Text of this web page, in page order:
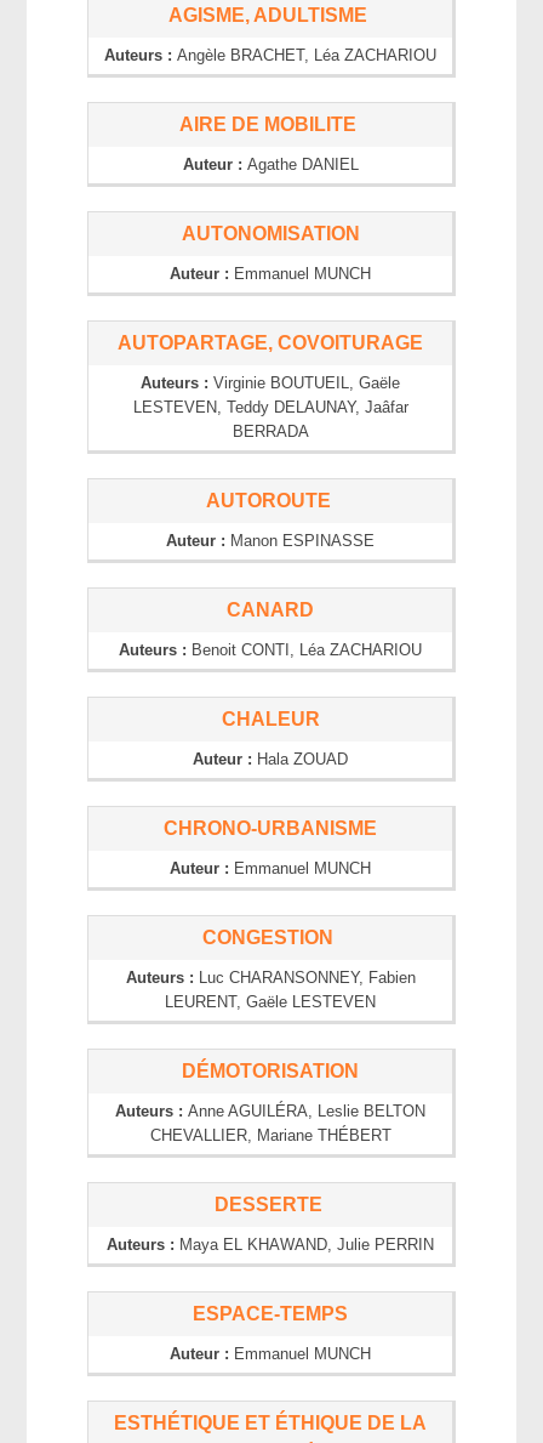
AGISME, ADULTISME
Auteurs : Angèle BRACHET, Léa ZACHARIOU
AIRE DE MOBILITE
Auteur : Agathe DANIEL
AUTONOMISATION
Auteur : Emmanuel MUNCH
AUTOPARTAGE, COVOITURAGE
Auteurs : Virginie BOUTUEIL, Gaële
LESTEVEN, Teddy DELAUNAY, Jaâfar
BERRADA
AUTOROUTE
Auteur : Manon ESPINASSE
CANARD
Auteurs : Benoit CONTI , Léa ZACHARIOU
CHALEUR
Auteur : Hala ZOUAD
CHRONO-URBANISME
Auteur : Emmanuel MUNCH
CONGESTION
Auteurs : Luc CHARANSONNEY, Fabien
LEURENT, Gaële LESTEVEN
DÉMOTORISATION
Auteurs : Anne AGUILÉRA, Leslie BELTON
CHEVALLIER, Mariane THÉBERT
DESSERTE
Auteurs : Maya EL KHAWAND, Julie PERRIN
ESPACE-TEMPS
Auteur : Emmanuel MUNCH
ESTHÉTIQUE ET ÉTHIQUE DE LA